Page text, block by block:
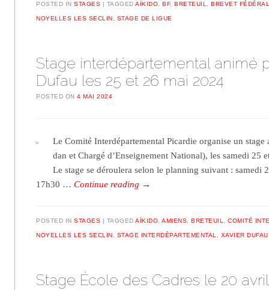
POSTED INSTAGES TAGGEDAÏKIDO ,BF,BRETEUIL ,BREVET
NOYELLES LES SECLIN STAGE DE LIGUE
Stage interdépartemental animé
Dufau les 25 et 26 mai 2024
POSTED ON4 MAI 2024
Le Comité Interdépartemental Picardie organise un
dan et Chargé d’Enseignement National), les samedi 25
Le stage se déroulera selon le planning suivant : samedi
17h30 …Continue reading →
POSTED INSTAGES TAGGEDAÏKIDO ,AMIENS ,BRETEUIL ,COMITÉ
NOYELLES LES SECLIN STAGE INTERDÉPARTEMENTAL XAVIER DUFAU
Stage École des Cadres le 20 avril